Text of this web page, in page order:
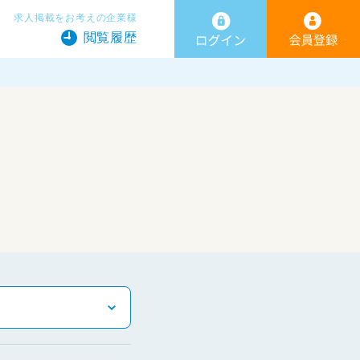
求人掲載をお考えの企業様
閲覧履歴